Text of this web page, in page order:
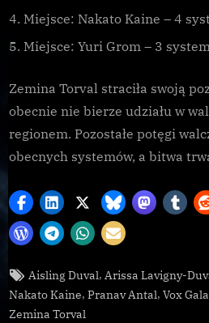
Miejsce: Nakato Kaine – 4
Miejsce: Yuri Grom – 3
Zemina Torval straciła swoją
obecnie nie bierze udziału w
regionem. Pozostałe potęgi
obecnych systemów, a bitwa
GalnetTags:
Aisling Duval, Arissa Lavigny-
Nakato Kaine, Pranav Antal, Vox
Zemina Torval